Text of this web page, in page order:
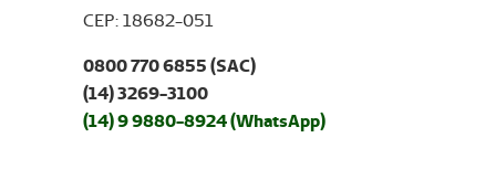
CEP: 18682-051
0800 770 6855 (SAC)
(14) 3269-3100
(14) 9 9880-8924 (WhatsApp)